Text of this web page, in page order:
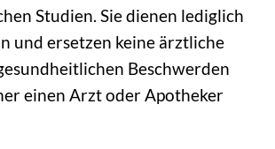
Studien. Sie dienen lediglich
und ersetzen keine ärztliche
Beschwerden
einen Arzt oder Apotheker